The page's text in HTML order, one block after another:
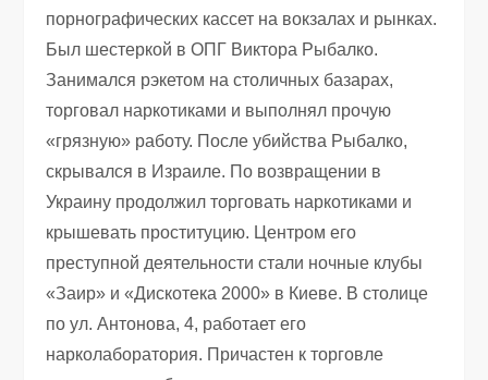
порнографических кассет на вокзалах и рынках.
Был шестеркой в ОПГ Виктора Рыбалко.
Занимался рэкетом на столичных базарах,
торговал наркотиками и выполнял прочую
«грязную» работу. После убийства Рыбалко,
скрывался в Израиле. По возвращении в
Украину продолжил торговать наркотиками и
крышевать проституцию. Центром его
преступной деятельности стали ночные клубы
«Заир» и «Дискотека 2000» в Киеве. В столице
по ул. Антонова, 4, работает его
нарколаборатория. Причастен к торговле